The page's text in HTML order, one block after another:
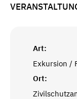
Art:
Exkursion /
Ort: